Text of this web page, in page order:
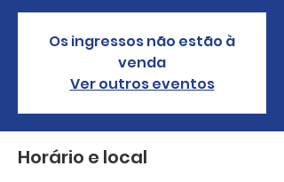
Os ingressos não estão à
venda
Ver outros eventos
Horário e local